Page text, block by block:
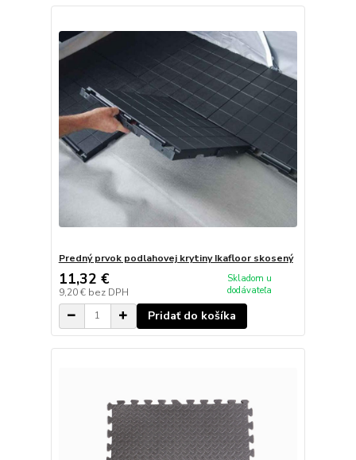
Predný prvok podlahovej krytiny Ikafloor skosený
11,32 €
9,20 € bez DPH
Skladom u
dodávateľa
Pridať do košíka